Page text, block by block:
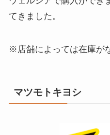
てきました。
※店舗によっては在庫が
マツモトキヨシ